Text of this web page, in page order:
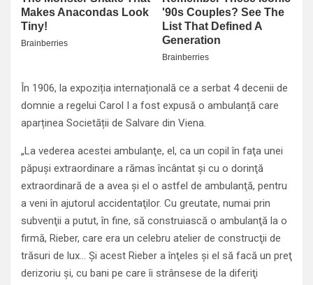
În 1906, la expoziția internațională ce a serbat 4 decenii de
domnie a regelui Carol I a fost expusă o ambulanță care
aparținea Societății de Salvare din Viena.
„La vederea acestei ambulanţe, el, ca un copil în faţa unei
păpuşi extraordinare a rămas încântat şi cu o dorinţă
extraordinară de a avea şi el o astfel de ambulanţă, pentru
a veni în ajutorul accidentaţilor. Cu greutate, numai prin
subvenţii a putut, în fine, să construiască o ambulanţă la o
firmă, Rieber, care era un celebru atelier de construcţii de
trăsuri de lux… Şi acest Rieber a înţeles şi el să facă un preţ
derizoriu şi, cu bani pe care îi strânsese de la diferiţi